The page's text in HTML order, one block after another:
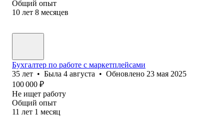
Общий опыт
10 лет 8 месяцев
Бухгалтер по работе с маркетплейсами
35 лет • Была 4 августа • Обновлено 23 мая 2025
100 000 ₽
Не ищет работу
Общий опыт
11 лет 1 месяц